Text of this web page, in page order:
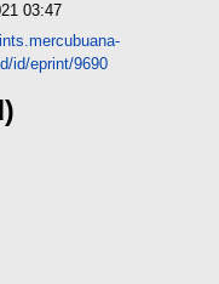
03:47
id/eprint/9690